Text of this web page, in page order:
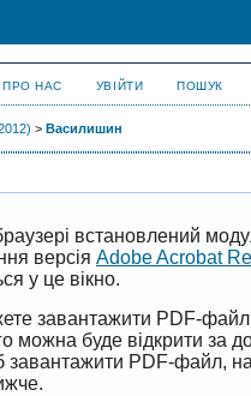
ПРО НАС УВІЙТИ ПОШУК
> Василишин
встановлений
версія Adobe Acrobat
у це вікно.
завантажити PDF-
можна буде відкрити за
PDF-файл,